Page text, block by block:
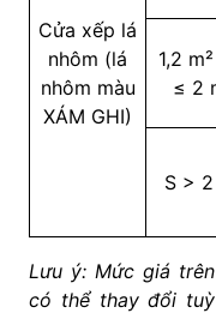
Cửa xếp lá
nhôm (lá
nhôm màu
XÁM GHI)
1,2
≤ 2
S > 2
Lưu ý: Mức giá
có thể thay đổi